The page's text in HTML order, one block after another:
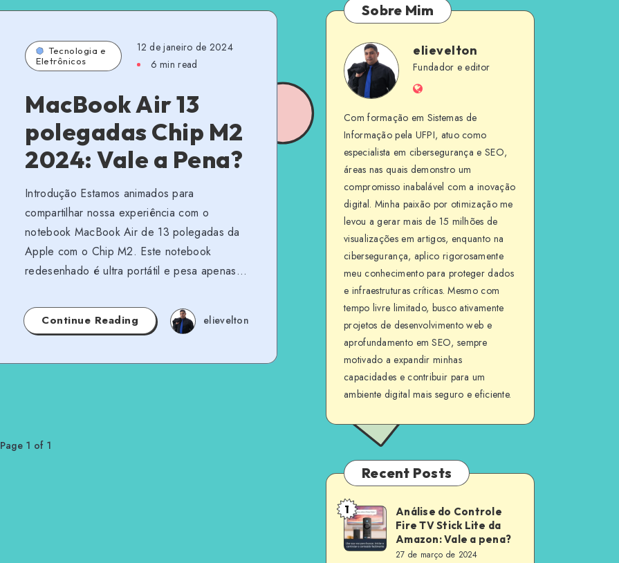
Tecnologia e
Eletrônicos
12 de janeiro de 2024
6 min read
MacBook Air 13
polegadas Chip M2
2024: Vale a Pena?
Introdução Estamos animados para
compartilhar nossa experiência com o
notebook MacBook Air de 13 polegadas da
Apple com o Chip M2. Este notebook
redesenhado é ultra portátil e pesa apenas…
Continue Reading elievelton
Page 1 of 1
Sobre Mim
elievelton
elievelton
Fundador e editor
Website
Com formação em Sistemas de
Informação pela UFPI, atuo como
especialista em cibersegurança e SEO,
áreas nas quais demonstro um
compromisso inabalável com a inovação
digital. Minha paixão por otimização me
levou a gerar mais de 15 milhões de
visualizações em artigos, enquanto na
cibersegurança, aplico rigorosamente
meu conhecimento para proteger dados
e infraestruturas críticas. Mesmo com
tempo livre limitado, busco ativamente
projetos de desenvolvimento web e
aprofundamento em SEO, sempre
motivado a expandir minhas
capacidades e contribuir para um
ambiente digital mais seguro e eficiente.
Recent Posts
Análise
do
Controle
1
Análise do Controle
Fire TV Stick Lite da
Amazon: Vale a pena?
27 de março de 2024